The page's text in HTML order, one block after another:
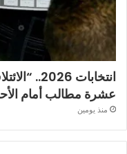
انتخابات
عشرة مطالب أمام
منذ يومين